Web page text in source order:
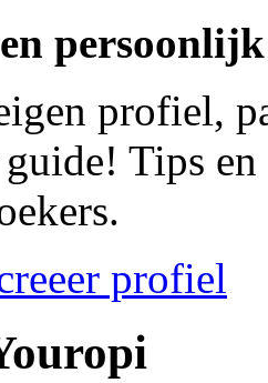
persoonlijk
profiel,
Tips
profiel